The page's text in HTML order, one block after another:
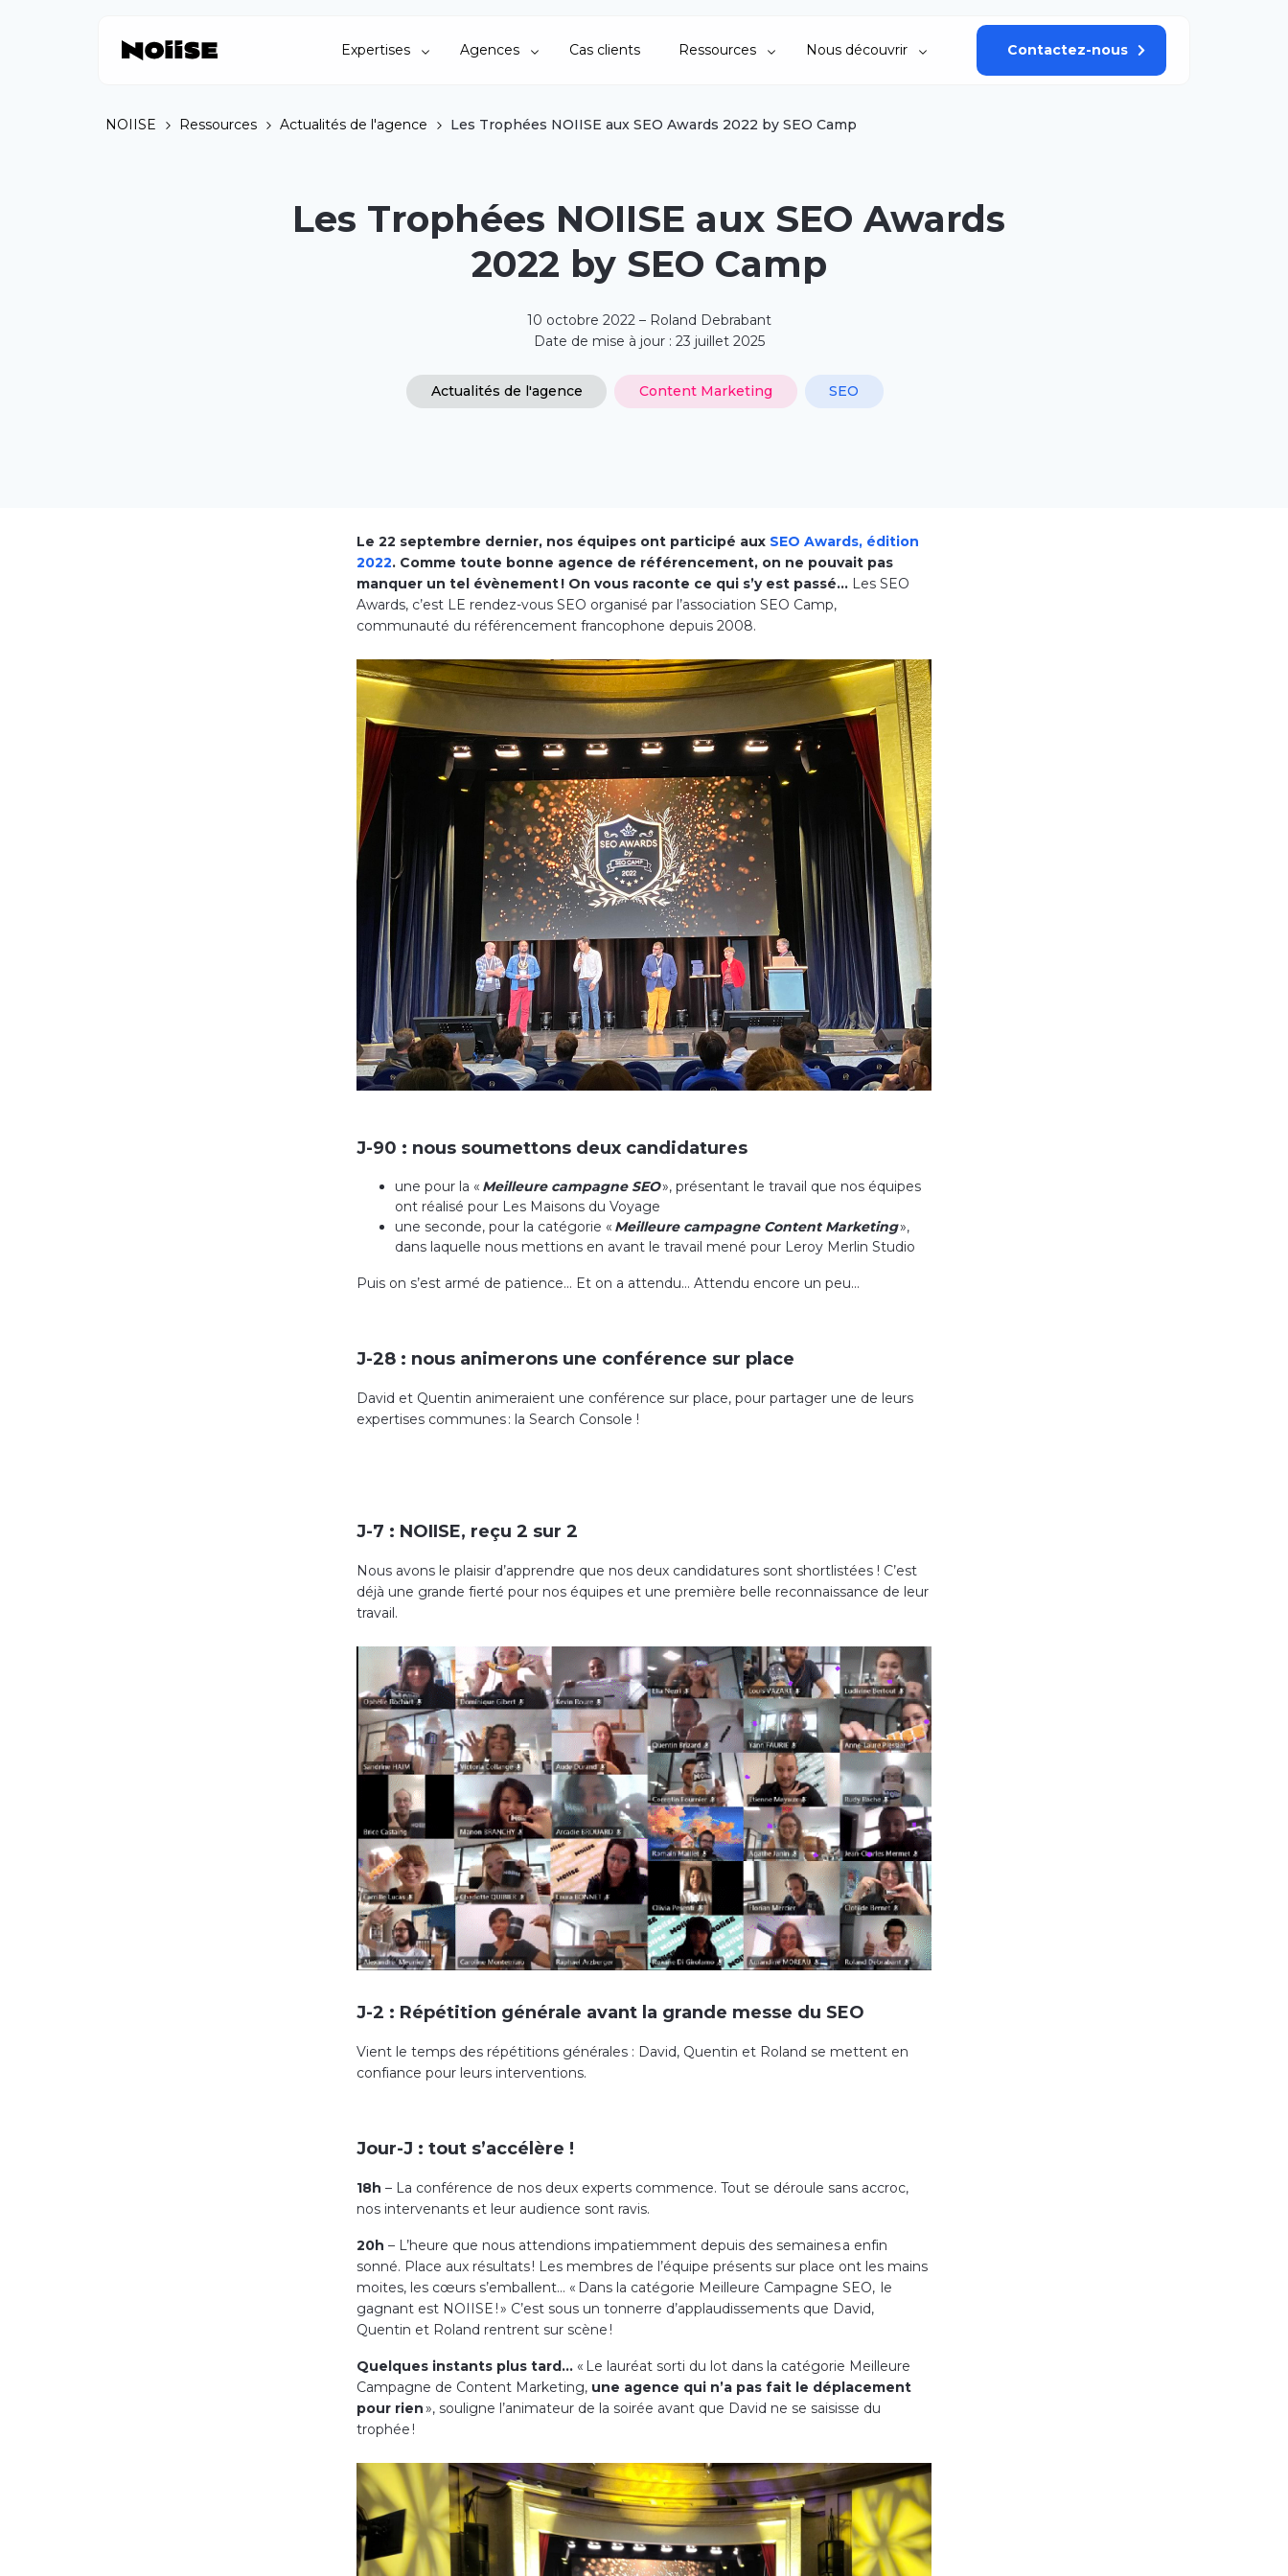
Expertises Agences Cas clients Ressources Nous découvrir Contactez-nous
NOIISE Ressources Actualités de l'agence Les Trophées NOIISE aux SEO Awards 2022 by SEO Camp
Les Trophées NOIISE aux SEO Awards
2022 by SEO Camp
10 octobre 2022 – Roland Debrabant
Date de mise à jour : 23 juillet 2025
Actualités de l'agence Content Marketing SEO
Le 22 septembre dernier, nos équipes ont participé aux SEO Awards, édition
2022. Comme toute bonne agence de référencement, on ne pouvait pas
manquer un tel évènement ! On vous raconte ce qui s’y est passé… Les SEO
Awards, c’est LE rendez-vous SEO organisé par l’association SEO Camp,
communauté du référencement francophone depuis 2008.
J-90 : nous soumettons deux candidatures
une pour la « Meilleure campagne SEO», présentant le travail que nos équipes
ont réalisé pour Les Maisons du Voyage
une seconde, pour la catégorie « Meilleure campagne Content Marketing»,
dans laquelle nous mettions en avant le travail mené pour Leroy Merlin Studio
Puis on s’est armé de patience… Et on a attendu… Attendu encore un peu…
J-28 : nous animerons une conférence sur place
David et Quentin animeraient une conférence sur place, pour partager une de leurs
expertises communes : la Search Console !
J-7 : NOIISE, reçu 2 sur 2
Nous avons le plaisir d’apprendre que nos deux candidatures sont shortlistées ! C’est
déjà une grande fierté pour nos équipes et une première belle reconnaissance de leur
travail.
J-2 : Répétition générale avant la grande messe du SEO
Vient le temps des répétitions générales : David, Quentin et Roland se mettent en
confiance pour leurs interventions.
Jour-J : tout s’accélère !
18h – La conférence de nos deux experts commence. Tout se déroule sans accroc,
nos intervenants et leur audience sont ravis.
20h – L’heure que nous attendions impatiemment depuis des semaines a enfin
sonné. Place aux résultats ! Les membres de l’équipe présents sur place ont les mains
moites, les cœurs s’emballent… « Dans la catégorie Meilleure Campagne SEO, le
gagnant est NOIISE ! » C’est sous un tonnerre d’applaudissements que David,
Quentin et Roland rentrent sur scène !
Quelques instants plus tard… « Le lauréat sorti du lot dans la catégorie Meilleure
Campagne de Content Marketing, une agence qui n’a pas fait le déplacement
pour rien», souligne l’animateur de la soirée avant que David ne se saisisse du
trophée !